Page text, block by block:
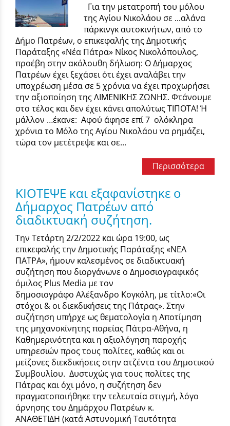
Για την μετατροπή του μόλου
της Αγίου Νικολάου σε ...αλάνα
πάρκινγκ αυτοκινήτων, από το
Δήμο Πατρέων, ο επικεφαλής της Δημοτικής
Παράταξης «Νέα Πάτρα» Νίκος Νικολόπουλος,
προέβη στην ακόλουθη δήλωση: Ο Δήμαρχος
Πατρέων έχει ξεχάσει ότι έχει αναλάβει την
υποχρέωση μέσα σε 5 χρόνια να έχει προχωρήσει
την αξιοποίηση της ΛΙΜΕΝΙΚΗΣ ΖΩΝΗΣ. Φτάνουμε
στο τέλος και δεν έχει κάνει απολύτως ΤΙΠΟΤΑ! Ή
μάλλον …έκανε: Αφού άφησε επί 7 ολόκληρα
χρόνια το Μόλο της Αγίου Νικολάου να ρημάζει,
τώρα τον μετέτρεψε και σε...
Περισσότερα
ΚΙΟΤΕΨΕ και εξαφανίστηκε ο
Δήμαρχος Πατρέων από
διαδικτυακή συζήτηση.
Την Τετάρτη 2/2/2022 και ώρα 19:00, ως
επικεφαλής την Δημοτικής Παράταξης «ΝΕΑ
ΠΑΤΡΑ», ήμουν καλεσμένος σε διαδικτυακή
συζήτηση που διοργάνωνε ο Δημοσιογραφικός
όμιλος Plus Media με τον
δημοσιογράφο Αλέξανδρο Κογκόλη, με τίτλο:«Οι
στόχοι & οι διεκδικήσεις της Πάτρας». Στην
συζήτηση υπήρχε ως θεματολογία η Αποτίμηση
της μηχανοκίνητης πορείας Πάτρα-Αθήνα, η
Καθημερινότητα και η αξιολόγηση παροχής
υπηρεσιών προς τους πολίτες, καθώς και οι
μείζονες διεκδικήσεις στην ατζέντα του Δημοτικού
Συμβουλίου. Δυστυχώς για τους πολίτες της
Πάτρας και όχι μόνο, η συζήτηση δεν
πραγματοποιήθηκε την τελευταία στιγμή, λόγο
άρνησης του Δημάρχου Πατρέων κ.
ΑΝΑΘΕΤΙΔΗ (κατά Αστυνομική Ταυτότητα